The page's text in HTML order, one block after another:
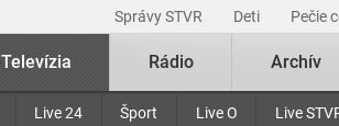
Správy STVR Deti Pečie
Televízia
Live 24 Šport Live O Live
Rádio Archív